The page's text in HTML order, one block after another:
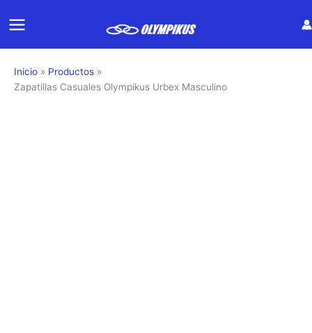
Inicio
Productos
Zapatillas Casuales Olympikus Urbex Masculino